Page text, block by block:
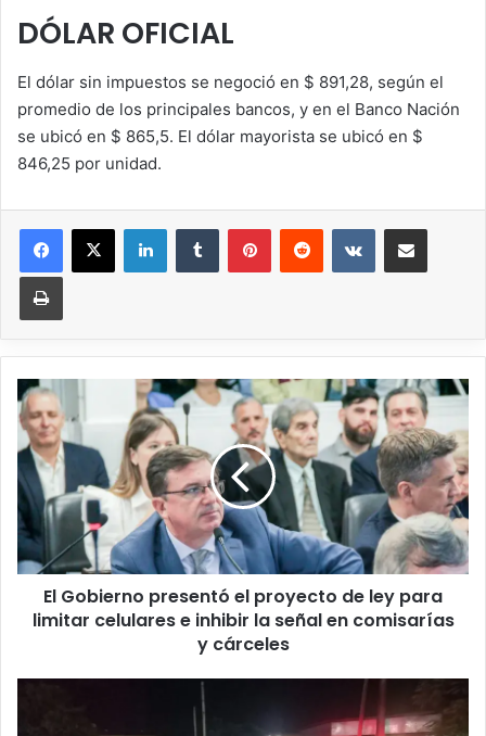
DÓLAR OFICIAL
El dólar sin impuestos se negoció en $ 891,28, según el
promedio de los principales bancos, y en el Banco Nación
se ubicó en $ 865,5. El dólar mayorista se ubicó en $
846,25 por unidad.
El Gobierno presentó el proyecto de ley para
limitar celulares e inhibir la señal en comisarías
y cárceles